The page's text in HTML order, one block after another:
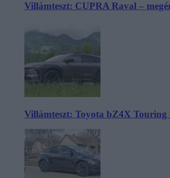
Villámteszt: CUPRA Raval –
Villámteszt: Toyota bZ4X Touring